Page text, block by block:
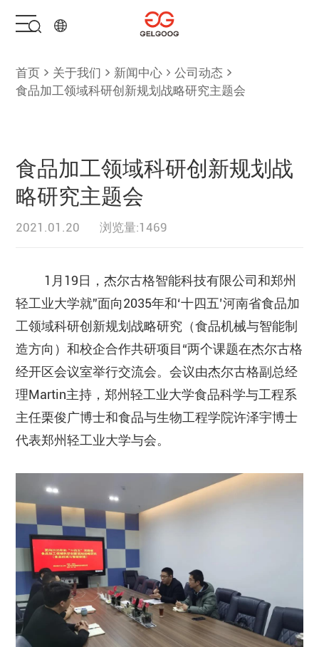
首页
服务支持
联系我们
首页 关于我们 新闻中心
公司动态
食品加工领域科研创新规划战略研究主题会
食品加工领域科研创新规划战
略研究主题会
2021.01.20 浏览量:1469
1月19日，杰尔古格智能科技有限公司和郑州
轻工业大学就”面向2035年和‘十四五’河南省食品加
工领域科研创新规划战略研究（食品机械与智能制
造方向）和校企合作共研项目“两个课题在杰尔古格
经开区会议室举行交流会。会议由杰尔古格副总经
理Martin主持，郑州轻工业大学食品科学与工程系
主任栗俊广博士和食品与生物工程学院许泽宇博士
代表郑州轻工业大学与会。